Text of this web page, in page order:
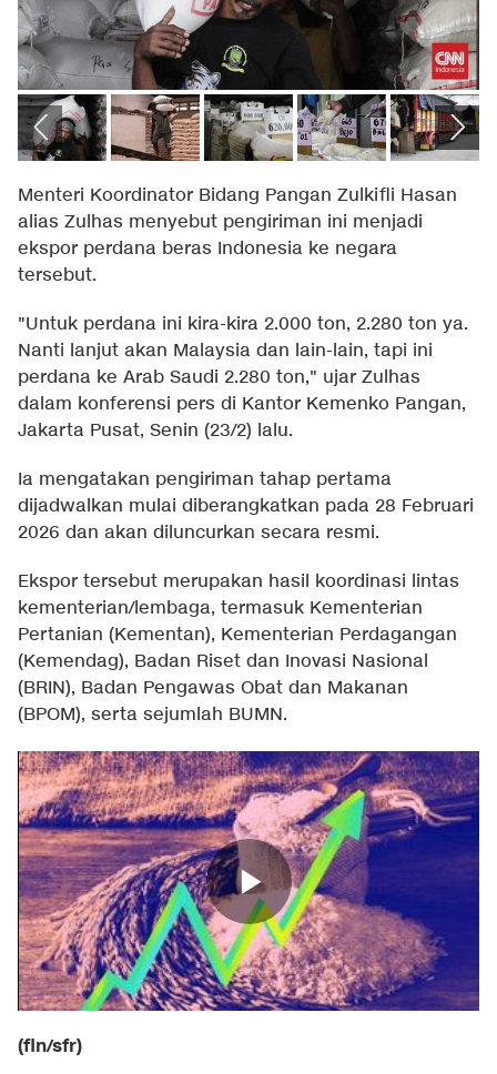
Menteri Koordinator Bidang Pangan Zulkifli Hasan
alias Zulhas menyebut pengiriman ini menjadi
ekspor perdana beras Indonesia ke negara
tersebut.
"Untuk perdana ini kira-kira 2.000 ton, 2.280 ton ya.
Nanti lanjut akan Malaysia dan lain-lain, tapi ini
perdana ke Arab Saudi 2.280 ton," ujar Zulhas
dalam konferensi pers di Kantor Kemenko Pangan,
Jakarta Pusat, Senin (23/2) lalu.
Ia mengatakan pengiriman tahap pertama
dijadwalkan mulai diberangkatkan pada 28 Februari
2026 dan akan diluncurkan secara resmi.
Ekspor tersebut merupakan hasil koordinasi lintas
kementerian/lembaga, termasuk Kementerian
Pertanian (Kementan), Kementerian Perdagangan
(Kemendag), Badan Riset dan Inovasi Nasional
(BRIN), Badan Pengawas Obat dan Makanan
(BPOM), serta sejumlah BUMN.
(fln/sfr)